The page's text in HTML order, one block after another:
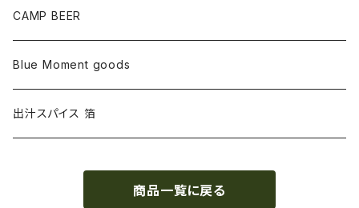
CAMP BEER
Blue Moment goods
出汁スパイス 箔
商品一覧に戻る